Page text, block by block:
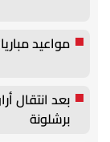
مواعيد مباريات اليوم
بعد انتقال
برشلونة